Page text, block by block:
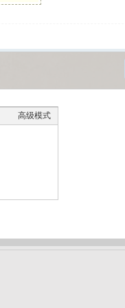
高级模式